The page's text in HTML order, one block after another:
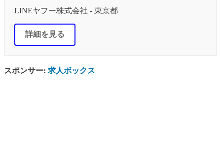
LINEヤフー株式会社 - 東京都
詳細を見る
スポンサー: 求人ボックス